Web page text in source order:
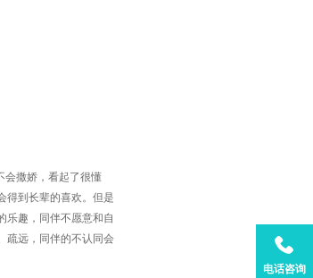
会撒娇，看起了很懂
得到长辈的喜欢。但是
乐趣，同伴不愿意和自
疏远，同伴的不认同会
电话咨询